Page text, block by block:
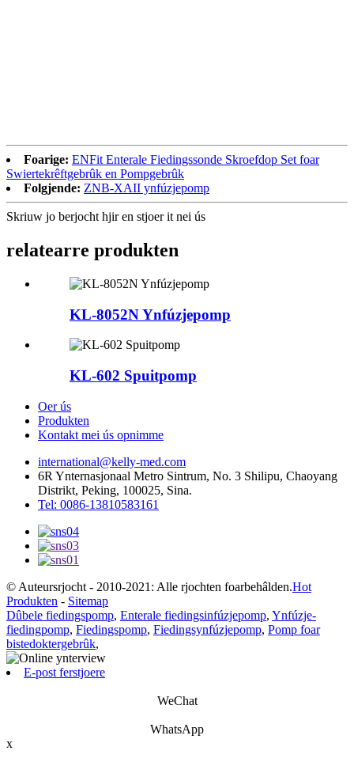
Foarige: ENFit Enterale Fiedingssonde Skroefdop Set foar
Swiertekrêftgebrûk en Pompgebrûk
Folgjende: ZNB-XAII ynfúzjepomp
Skriuw jo berjocht hjir en stjoer it nei ús
relatearre produkten
KL-8052N Ynfúzjepomp
KL-602 Spuitpomp
Oer ús
Produkten
Kontakt mei ús opnimme
international@kelly-med.com
6R Ynternasjonaal Metro Sintrum, No. 3 Shilipu, Chaoyang
Distrikt, Peking, 100025, Sina.
Tel: 0086-13810583161
© Auteursrjocht - 2010-2021: Alle rjochten foarbehâlden.Hot
Produkten - Sitemap
Dûbele fiedingspomp, Enterale fiedingsinfúzjepomp, Ynfúzje-
fiedingpomp, Fiedingspomp, Fiedingsynfúzjepomp, Pomp foar
bistedoktergebrûk,
E-post ferstjoere
WeChat
WhatsApp
x